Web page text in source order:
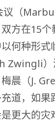
议（
方在15
何种形式
Zwingli）
晨（J.
充道，如
更大的